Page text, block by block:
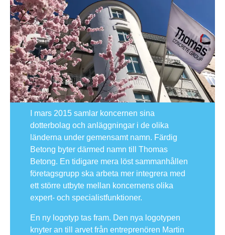
I mars 2015 samlar koncernen sina
dotterbolag och anläggningar i de olika
länderna under gemensamt namn. Färdig
Betong byter därmed namn till Thomas
Betong. En tidigare mera löst sammanhållen
företagsgrupp ska arbeta mer integrera med
ett större utbyte mellan koncernens olika
expert- och specialistfunktioner.
En ny logotyp tas fram. Den nya logotypen
knyter an till arvet från entreprenören Martin